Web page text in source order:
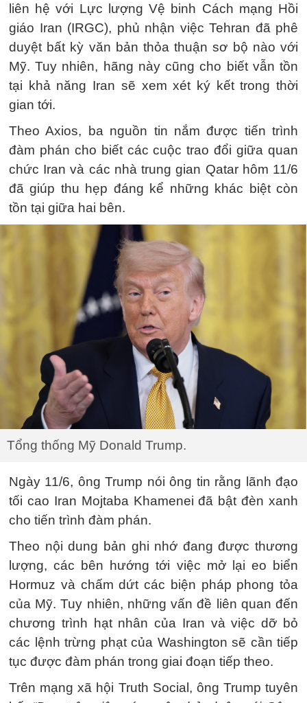
liên hệ với Lực lượng Vệ binh Cách mạng Hồi
giáo Iran (IRGC), phủ nhận việc Tehran đã phê
duyệt bất kỳ văn bản thỏa thuận sơ bộ nào với
Mỹ. Tuy nhiên, hãng này cũng cho biết vẫn tồn
tại khả năng Iran sẽ xem xét ký kết trong thời
gian tới.
Theo Axios, ba nguồn tin nắm được tiến trình
đàm phán cho biết các cuộc trao đổi giữa quan
chức Iran và các nhà trung gian Qatar hôm 11/6
đã giúp thu hẹp đáng kể những khác biệt còn
tồn tại giữa hai bên.
Tổng thống Mỹ Donald Trump.
Ngày 11/6, ông Trump nói ông tin rằng lãnh đạo
tối cao Iran Mojtaba Khamenei đã bật đèn xanh
cho tiến trình đàm phán.
Theo nội dung bản ghi nhớ đang được thương
lượng, các bên hướng tới việc mở lại eo biển
Hormuz và chấm dứt các biện pháp phong tỏa
của Mỹ. Tuy nhiên, những vấn đề liên quan đến
chương trình hạt nhân của Iran và việc dỡ bỏ
các lệnh trừng phạt của Washington sẽ cần tiếp
tục được đàm phán trong giai đoạn tiếp theo.
Trên mạng xã hội Truth Social, ông Trump tuyên